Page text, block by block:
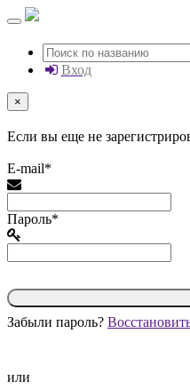
Вход
×
Если вы еще не
E-mail*
Пароль*
Забыли пароль?
или